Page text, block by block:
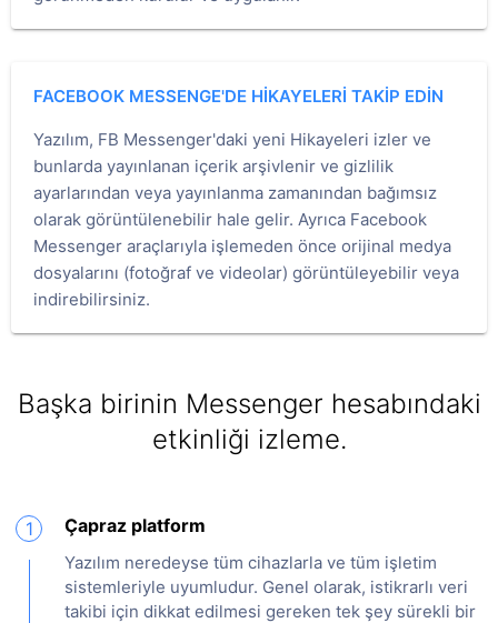
FACEBOOK MESSENGE'DE HIKAYELERI TAKIP EDIN
Yazılım, FB Messenger'daki yeni Hikayeleri izler ve
bunlarda yayınlanan içerik arşivlenir ve gizlilik
ayarlarından veya yayınlanma zamanından bağımsız
olarak görüntülenebilir hale gelir. Ayrıca Facebook
Messenger araçlarıyla işlemeden önce orijinal medya
dosyalarını (fotoğraf ve videolar) görüntüleyebilir veya
indirebilirsiniz.
Başka birinin Messenger hesabındaki
etkinliği izleme.
1 Çapraz platform
Yazılım neredeyse tüm cihazlarla ve tüm işletim
sistemleriyle uyumludur. Genel olarak, istikrarlı veri
takibi için dikkat edilmesi gereken tek şey sürekli bir